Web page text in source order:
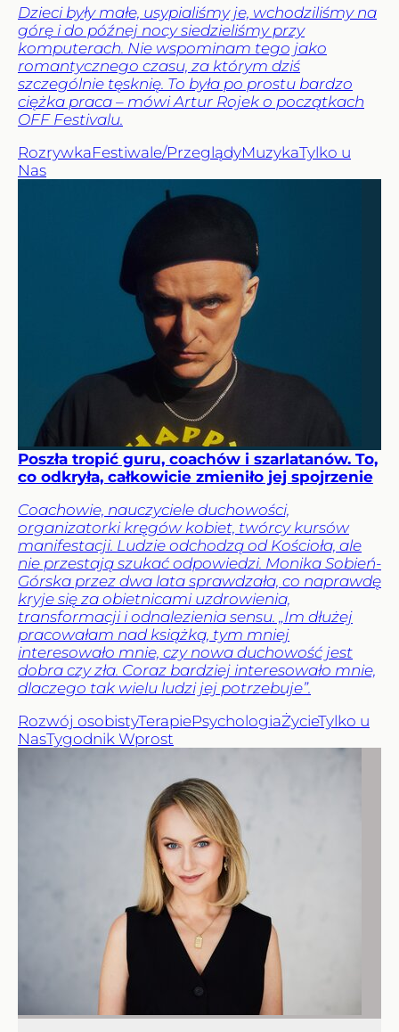
Dzieci były małe, usypialiśmy je, wchodziliśmy na
górę i do późnej nocy siedzieliśmy przy
komputerach. Nie wspominam tego jako
romantycznego czasu, za którym dziś
szczególnie tęsknię. To była po prostu bardzo
ciężka praca – mówi Artur Rojek o początkach
OFF Festivalu.
RozrywkaFestiwale/PrzeglądyMuzykaTylko u
Nas
Poszła tropić guru, coachów i szarlatanów. To,
co odkryła, całkowicie zmieniło jej spojrzenie
Coachowie, nauczyciele duchowości,
organizatorki kręgów kobiet, twórcy kursów
manifestacji. Ludzie odchodzą od Kościoła, ale
nie przestają szukać odpowiedzi. Monika Sobień-
Górska przez dwa lata sprawdzała, co naprawdę
kryje się za obietnicami uzdrowienia,
transformacji i odnalezienia sensu. „Im dłużej
pracowałam nad książką, tym mniej
interesowało mnie, czy nowa duchowość jest
dobra czy zła. Coraz bardziej interesowało mnie,
dlaczego tak wielu ludzi jej potrzebuje”.
Rozwój osobistyTerapiePsychologiaŻycieTylko u
NasTygodnik Wprost